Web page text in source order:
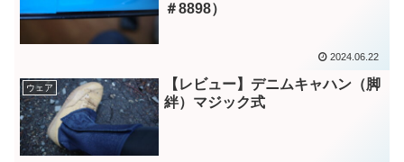
＃8898）
2024.06.22
ウェア
【レビュー】デニムキャハン（脚
絆）マジック式